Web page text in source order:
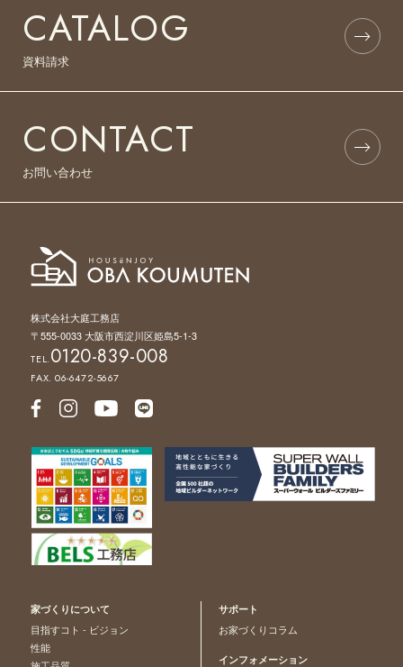
CATALOG
資料請求
CONTACT
お問い合わせ
株式会社大庭工務店
〒555-0033 大阪市西淀川区姫島5-1-3
TEL.0120-839-008
FAX. 06-6472-5667
家づくりについて
目指すコト - ビジョン
性能
サポート
お家づくりコラム
インフォメーション